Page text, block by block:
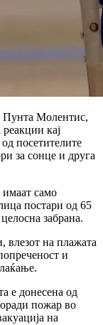
Пунта Молентис,
кај
посетителите
за сонце и друга
само
постари од 65
забрана.
влезот на плажата
и
е донесена од
пожар во
на